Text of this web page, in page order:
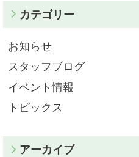
カテゴリー
お知らせ
スタッフブログ
イベント情報
トピックス
アーカイブ